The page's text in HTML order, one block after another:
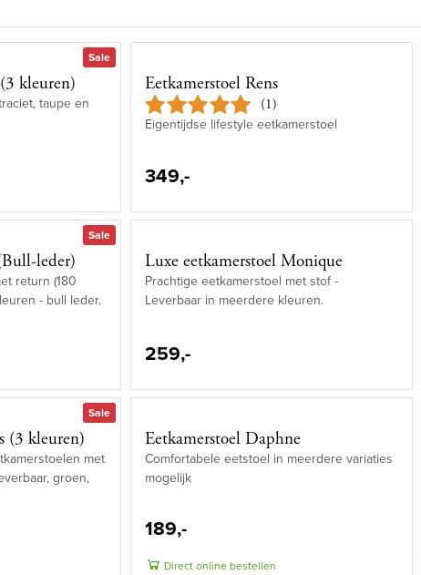
Sale
kleuren)
taupe en
Eetkamerstoel Rens
(1)
Eigentijdse lifestyle eetkamerstoel
349,-
Sale
leder)
return (180
- bull leder.
Luxe eetkamerstoel Monique
Prachtige eetkamerstoel met stof -
Leverbaar in meerdere kleuren.
259,-
Sale
(3 kleuren)
met
groen,
Eetkamerstoel Daphne
Comfortabele eetstoel in meerdere variaties
mogelijk
189,-
Direct online bestellen